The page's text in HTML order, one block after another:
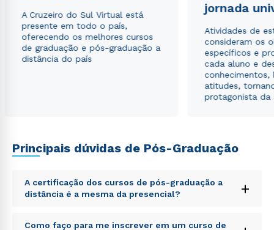
A Cruzeiro do Sul Virtual está
presente em todo o país,
oferecendo os melhores cursos
de graduação e pós-graduação a
distância do país
jornada
Atividades de
consideram os
específicos e
cada aluno e
conhecimentos,
atitudes,
protagonista da
Principais dúvidas de Pós-Graduação
A certificação dos cursos de pós-graduação a
distância é a mesma da presencial?
+
Sed ut perspiciatis unde omnis iste natus error sit
Como faço para me inscrever em um curso de